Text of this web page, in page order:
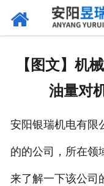
【图文】机
油量对
安阳银瑞机电有限
的的公司，所在领
来了解一下该公司